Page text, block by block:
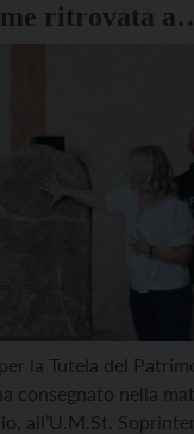
ritrovata a
la Tutela del
consegnato nella
all’U.M.St.